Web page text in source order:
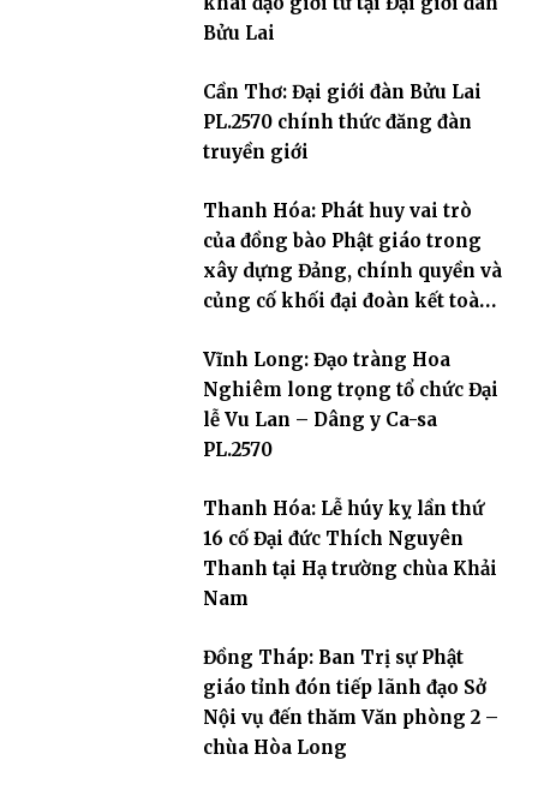
Bửu Lai
Cần Thơ: Đại giới đàn Bửu Lai
PL.2570 chính thức đăng đàn
truyền giới
Thanh Hóa: Phát huy vai trò
của đồng bào Phật giáo trong
xây dựng Đảng, chính quyền và
củng cố khối đại đoàn kết toàn
Vĩnh Long: Đạo tràng Hoa
Nghiêm long trọng tổ chức Đại
lễ Vu Lan – Dâng y Ca-sa
PL.2570
Thanh Hóa: Lễ húy kỵ lần thứ
16 cố Đại đức Thích Nguyên
Thanh tại Hạ trường chùa Khải
Nam
Đồng Tháp: Ban Trị sự Phật
giáo tỉnh đón tiếp lãnh đạo Sở
Nội vụ đến thăm Văn phòng 2 –
chùa Hòa Long